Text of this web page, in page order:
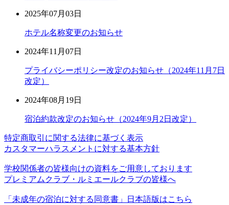
2025年07月03日
ホテル名称変更のお知らせ
2024年11月07日
プライバシーポリシー改定のお知らせ（2024年11月7日
改定）
2024年08月19日
宿泊約款改定のお知らせ（2024年9月2日改定）
特定商取引に関する法律に基づく表示
カスタマーハラスメントに対する基本方針
学校関係者の皆様向けの資料をご用意しております
プレミアムクラブ・ルミエールクラブの皆様へ
「未成年の宿泊に対する同意書」日本語版はこちら